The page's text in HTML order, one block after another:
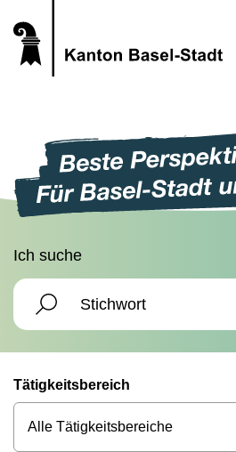
Ich suche
Tätigkeitsbereich
Alle Tätigkeitsbereiche